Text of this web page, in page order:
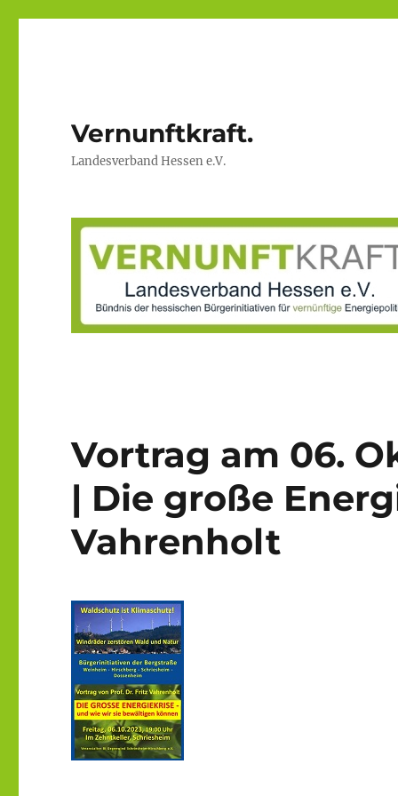
Vernunftkraft.
Landesverband Hessen e.V.
Vortrag am 06.
| Die große
Vahrenholt